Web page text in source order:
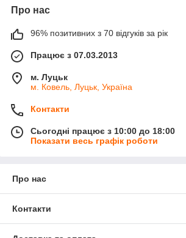
Про нас
96% позитивних з 70 відгуків за рік
Працює з 07.03.2013
м. Луцьк
м. Ковель, Луцьк, Україна
Контакти
Сьогодні працює з 10:00 до 18:00
Показати весь графік роботи
Про нас
Контакти